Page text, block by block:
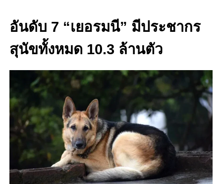
อันดับ 7 “เยอรมนี” มีประชากร
สุนัขทั้งหมด 10.3 ล้านตัว